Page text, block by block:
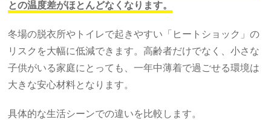
との温度差がほとんどなくなります。
冬場の脱衣所やトイレで起きやすい「ヒートショック」の
リスクを大幅に低減できます。高齢者だけでなく、小さな
子供がいる家庭にとっても、一年中薄着で過ごせる環境は
大きな安心材料となります。
具体的な生活シーンでの違いを比較します。